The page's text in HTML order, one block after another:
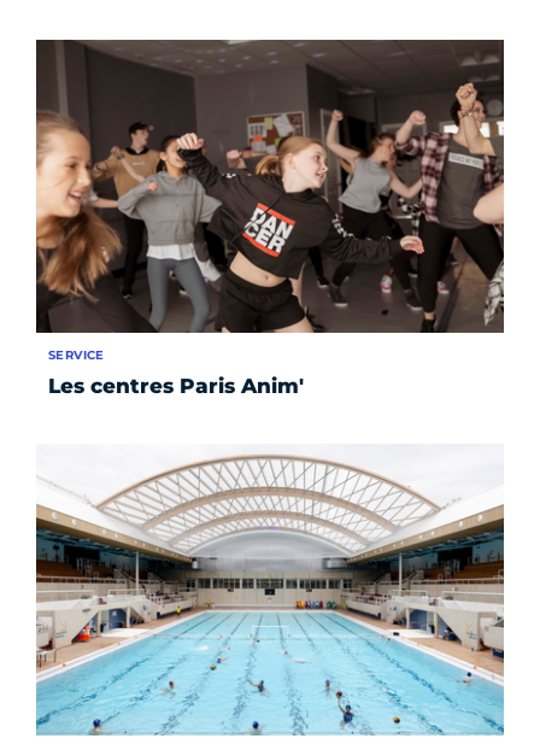
Les centres Paris Anim'
SERVICE